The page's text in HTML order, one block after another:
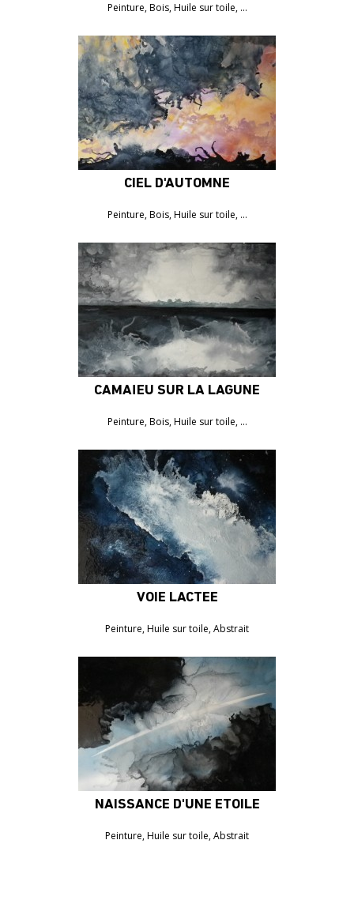
Peinture, Bois, Huile sur toile, …
CIEL D'AUTOMNE
Peinture, Bois, Huile sur toile, …
CAMAÏEU SUR LA LAGUNE
Peinture, Bois, Huile sur toile, …
VOIE LACTÉE
Peinture, Huile sur toile, Abstrait
NAISSANCE D'UNE ÉTOILE
Peinture, Huile sur toile, Abstrait